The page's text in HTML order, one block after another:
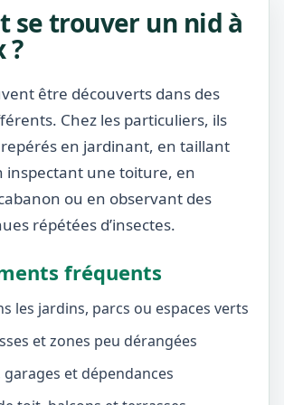
se trouver un nid à
?
être découverts dans des
Chez les particuliers, ils
en jardinant, en taillant
inspectant une toiture, en
ou en observant des
répétées d’insectes.
fréquents
les jardins, parcs ou espaces verts
et zones peu dérangées
garages et dépendances